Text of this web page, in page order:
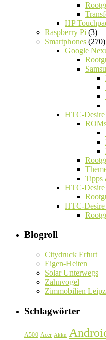
HP
Raspberry Pi (3)
Smartphones (270)
Google
HTC-Desire
Tipps
HTC-
HTC-
Blogroll
Citydruck Erfurt
Eigen-Heiten
Solar Unterwegs
Zahnvogel
Zimmobilien
Schlagwörter
A500 Acer Akku